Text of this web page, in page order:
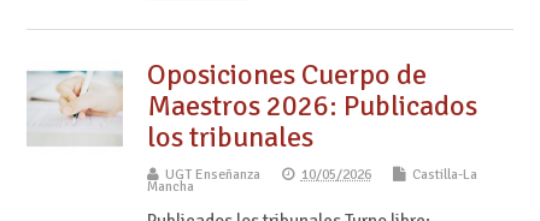
Oposiciones Cuerpo de
Maestros 2026: Publicados
los tribunales
UGT Enseñanza 10/05/2026 Castilla-La
Mancha